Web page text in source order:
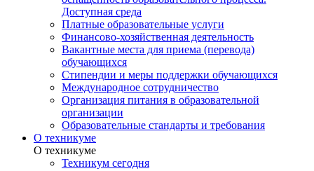
Доступная среда
Платные образовательные услуги
Финансово-хозяйственная деятельность
Вакантные места для приема (перевода)
обучающихся
Стипендии и меры поддержки обучающихся
Международное сотрудничество
Организация питания в образовательной
организации
Образовательные стандарты и требования
О техникуме
О техникуме
Техникум сегодня